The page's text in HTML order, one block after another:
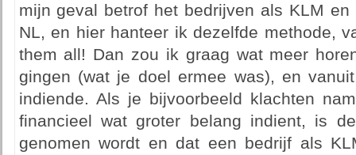
mijn geval betrof het bedrijven als KLM
NL, en hier hanteer ik dezelfde methode,
them all! Dan zou ik graag wat meer
gingen (wat je doel ermee was), en
indiende. Als je bijvoorbeeld klachten
financieel wat groter belang indient, is
genomen wordt en dat een bedrijf als